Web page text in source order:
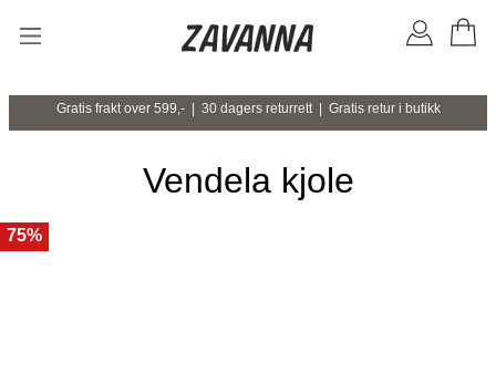
Gratis frakt over 599,- | 30 dagers returrett | Gratis retur i butikk
Vendela kjole
75%